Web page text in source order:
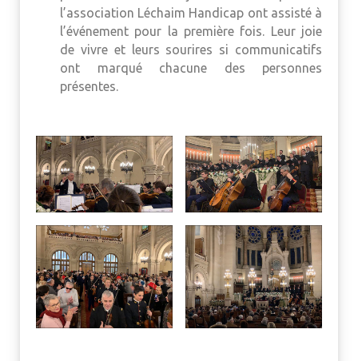
l’association Léchaim Handicap ont assisté à
l’événement pour la première fois. Leur joie
de vivre et leurs sourires si communicatifs
ont marqué chacune des personnes
présentes.